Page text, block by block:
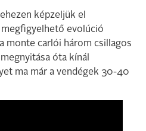
képzeljük el
evolúció
monte carlói három csillagos
óta kínál
ma már a vendégek 30-40